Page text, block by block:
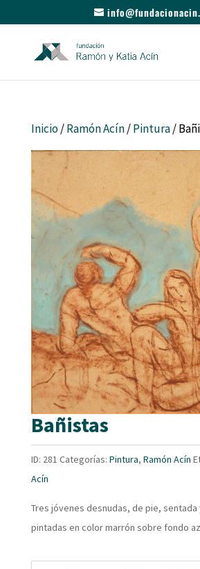
Inicio/Ramón Acín/Pintura/
Bañistas
ID: 281 Categorías: Pintura, Ramón Acín
Acín
Tres jóvenes desnudas, de pie,
pintadas en color marrón sobre fondo